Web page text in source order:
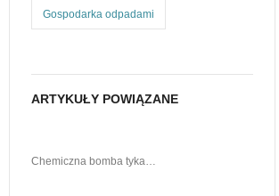
Gospodarka odpadami
ARTYKUŁY POWIĄZANE
Chemiczna bomba tyka…